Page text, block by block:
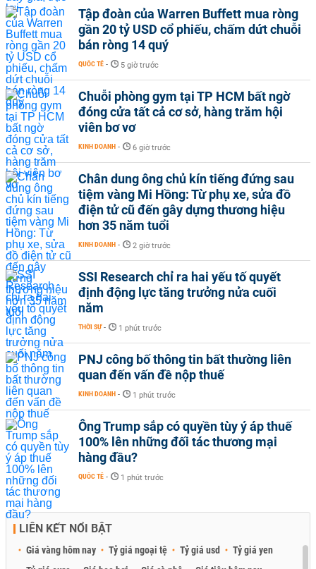
Tập đoàn của Warren Buffett mua ròng
gần 20 tỷ USD cổ phiếu, chấm dứt chuỗi
bán ròng 14 quý
QUỐC TẾ - 5 giờ trước
Chuỗi phòng gym tại TP HCM bất ngờ
đóng cửa tất cả cơ sở, hàng trăm hội
viên bơ vơ
KINH DOANH - 6 giờ trước
Chân dung ông chủ kín tiếng đứng sau
tiệm vàng Mi Hồng: Từ phụ xe, sửa đồ
điện tử cũ đến gây dựng thương hiệu
hơn 35 năm tuổi
KINH DOANH - 2 giờ trước
SSI Research chỉ ra hai yếu tố quyết
định động lực tăng trưởng nửa cuối
năm
THỜI SỰ - 1 phút trước
PNJ công bố thông tin bất thường liên
quan đến vấn đề nộp thuế
KINH DOANH - 1 phút trước
Ông Trump sắp có quyền tùy ý áp thuế
100% lên những đối tác thương mại
hàng đầu?
QUỐC TẾ - 1 phút trước
LIÊN KẾT NỔI BẬT
Giá vàng hôm nay Tỷ giá ngoại tệ Tỷ giá usd
Tỷ giá yen